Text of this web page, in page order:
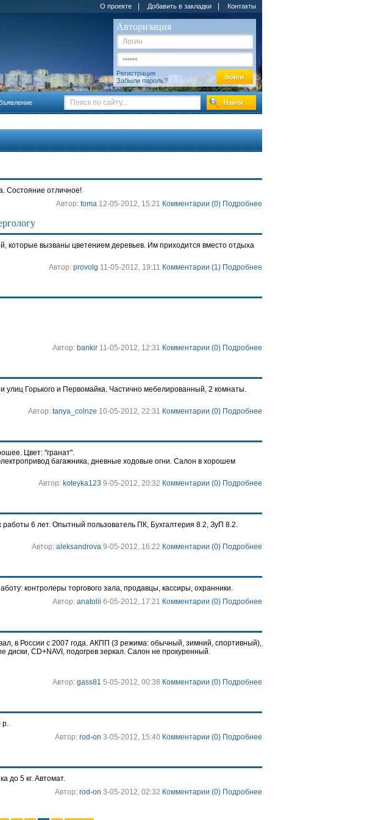
О проекте Добавить в закладки Контакты
Авторизация
Регистрация
Забыли пароль?
Состояние отличное!
Автор: toma 12-05-2012, 15:21 Комментарии (0) Подробнее
которые вызваны цветением деревьев. Им приходится вместо отдыха
Автор: provolg 11-05-2012, 19:11 Комментарии (1) Подробнее
Автор: bankir 11-05-2012, 12:31 Комментарии (0) Подробнее
улиц Горького и Первомайка. Частично мебелированный, 2 комнаты.
Автор: tanya_colnze 10-05-2012, 22:31 Комментарии (0) Подробнее
Цвет: "гранат".
багажника, дневные ходовые огни. Салон в хорошем
Автор: koteyka123 9-05-2012, 20:32 Комментарии (0) Подробнее
6 лет. Опытный пользователь ПК, Бухгалтерия 8.2, ЗуП 8.2.
Автор: aleksandrova 9-05-2012, 16:22 Комментарии (0) Подробнее
контролеры торгового зала, продавцы, кассиры, охранники.
Автор: anatolii 6-05-2012, 17:21 Комментарии (0) Подробнее
в России с 2007 года. АКПП (3 режима: обычный, зимний, спортивный),
диски, CD+NAVI, подогрев зеркал. Салон не прокуренный.
Автор: gass81 5-05-2012, 00:38 Комментарии (0) Подробнее
р.
Автор: rod-on 3-05-2012, 15:40 Комментарии (0) Подробнее
до 5 кг. Автомат.
Автор: rod-on 3-05-2012, 02:32 Комментарии (0) Подробнее